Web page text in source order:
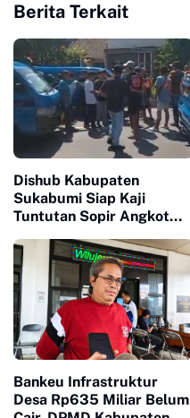
Berita Terkait
Dishub Kabupaten
Sukabumi Siap Kaji
Tuntutan Sopir Angkot
Trayek hingga Stasiun
Cicurug
Bankeu Infrastruktur
Desa Rp635 Miliar Belum